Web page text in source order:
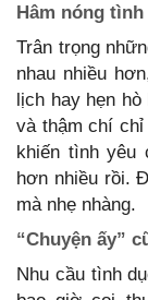
Hâm nóng
Trân trọng
nhau nhiều
lịch hay hẹn
và thậm chí chỉ
khiến tình yêu
hơn nhiều rồi.
mà nhẹ nhàng.
“Chuyện ấy”
Nhu cầu tình